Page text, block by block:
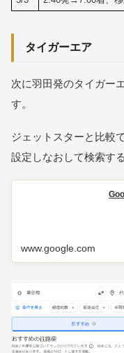
タイガーエア
次に羽田発のタイガー
す。
ジェットスターと比較
設定しなおして検索す
www.google.com